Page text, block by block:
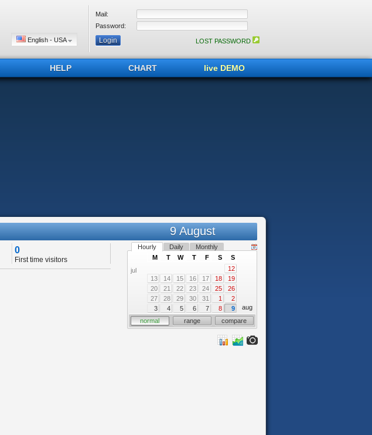
English - USA
Mail:
Password:
LOST PASSWORD
HELP CHART live DEMO
9 August
0
First time visitors
Hourly Daily Monthly
jul
M T W T F S
S
12
13
14 15 16 17 18
19
20
21 22 23 24 25
26
27
28 29 30 31 1
2
3
4 5 6 7 8 9
aug
normal
range compare